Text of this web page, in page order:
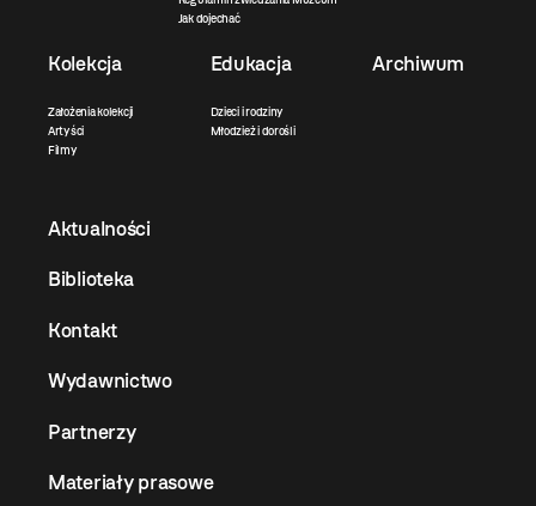
Jak dojechać
Kolekcja
Założenia kolekcji
Artyści
Filmy
Edukacja
Dzieci i rodziny
Młodzież i dorośli
Archiwum
Aktualności
Biblioteka
Kontakt
Wydawnictwo
Partnerzy
Materiały prasowe